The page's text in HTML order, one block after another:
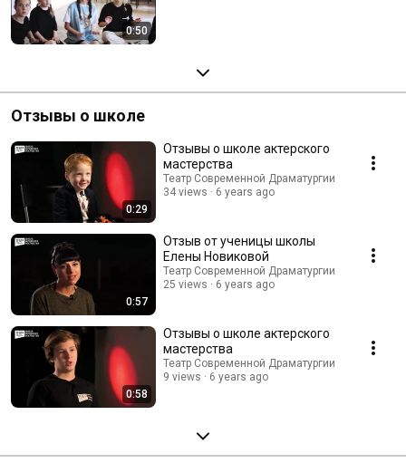
0:50
Отзывы о школе
0:29
Отзывы о школе актерского
мастерства
Театр Современной Драматургии
34 views
6 years ago
0:57
Отзыв от ученицы школы
Елены Новиковой
Театр Современной Драматургии
25 views
6 years ago
0:58
Отзывы о школе актерского
мастерства
Театр Современной Драматургии
9 views
6 years ago